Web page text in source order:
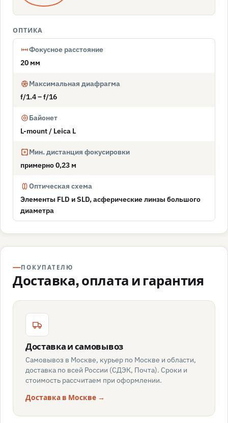
ОПТИКА
Фокусное расстояние
20 мм
Максимальная диафрагма
f/1.4 – f/16
Байонет
L-mount / Leica L
Мин. дистанция фокусировки
примерно 0,23 м
Оптическая схема
Элементы FLD и SLD, асферические линзы большого
диаметра
ПОКУПАТЕЛЮ
Доставка, оплата и гарантия
Доставка и самовывоз
Самовывоз в Москве, курьер по Москве и области,
доставка по всей России (СДЭК, Почта). Сроки и
стоимость рассчитаем при оформлении.
Доставка в Москве →